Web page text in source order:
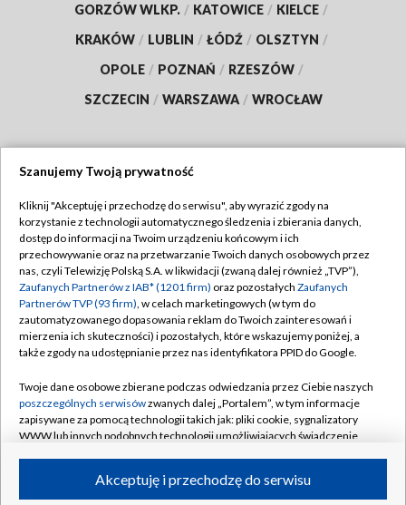
GORZÓW WLKP. / KATOWICE / KIELCE /
KRAKÓW / LUBLIN / ŁÓDŹ / OLSZTYN /
OPOLE / POZNAŃ / RZESZÓW /
SZCZECIN / WARSZAWA / WROCŁAW
TVP
Abonament TVP
Emisja w TVP
Centrum informacji TVP
Naziemna Telewizja Cyfrowa
Rada Programowa
System NOS
Informacje o nadawcy
Program dla prasy
Regulamin TVP
Polityka prywatności
Moje zgody
Pomoc
Kontakt
Kanały
Szanujemy Twoją prywatność
Kliknij "Akceptuję i przechodzę do serwisu", aby wyrazić zgody na
korzystanie z technologii automatycznego śledzenia i zbierania danych,
dostęp do informacji na Twoim urządzeniu końcowym i ich
przechowywanie oraz na przetwarzanie Twoich danych osobowych przez
nas, czyli Telewizję Polską S.A. w likwidacji (zwaną dalej również „TVP”),
Zaufanych Partnerów z IAB* (1201 firm) oraz pozostałych Zaufanych
Partnerów TVP (93 firm), w celach marketingowych (w tym do
zautomatyzowanego dopasowania reklam do Twoich zainteresowań i
mierzenia ich skuteczności) i pozostałych, które wskazujemy poniżej, a
także zgody na udostępnianie przez nas identyfikatora PPID do Google.
Twoje dane osobowe zbierane podczas odwiedzania przez Ciebie naszych
poszczególnych serwisówzwanych dalej „Portalem”, w tym informacje
zapisywane za pomocą technologii takich jak: pliki cookie, sygnalizatory
WWW lub innych podobnych technologii umożliwiających świadczenie
ruchu w Internecie.Akceptuję i przechodzę do serwisu